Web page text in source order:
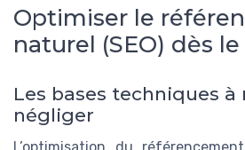
Optimiser le
naturel (SEO) dès
Les bases techniques à
négliger